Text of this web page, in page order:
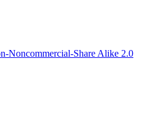
Noncommercial-Share Alike 2.0